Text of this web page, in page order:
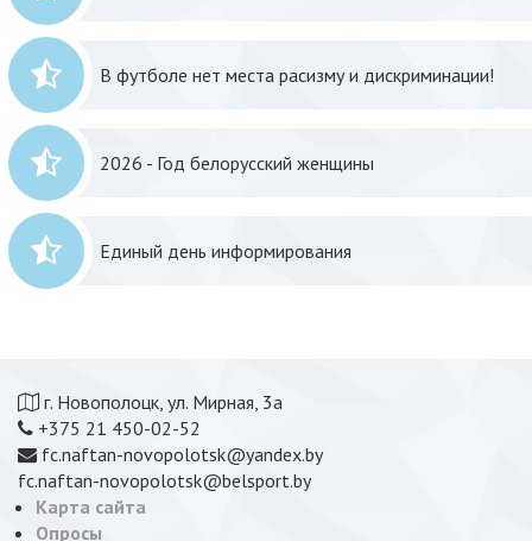
В футболе нет места расизму и дискриминации!
2026 - Год белорусский женщины
Единый день информирования
г. Новополоцк, ул. Мирная, 3а
+375 21 450-02-52
fc.naftan-novopolotsk@yandex.by
fc.naftan-novopolotsk@belsport.by
Карта сайта
Опросы